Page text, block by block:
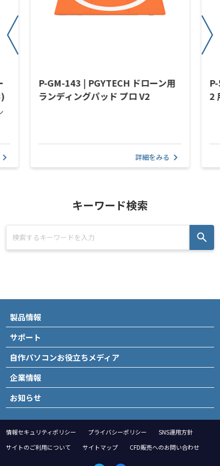
P-GM-143 | PGYTECH ドローン用
ランディングパッド プロ V2
詳細をみる
2
キーワード検索
製品情報
サポート
自作パソコンお役立ちメディア
企業情報
お知らせ
情報セキュリティポリシー プライバシーポリシー
SNS運用方針
サイトのご利用について
サイトマップ CFD販売へのお問い合わせ